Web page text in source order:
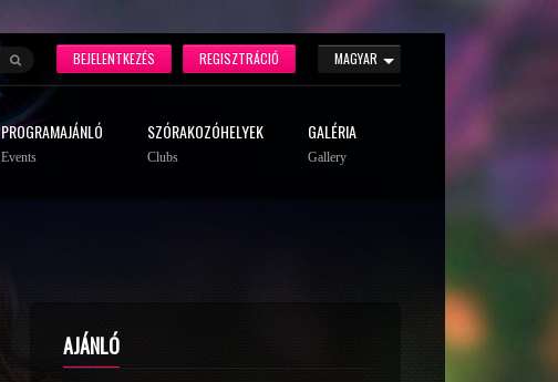
MAGYAR
REGISZTRÁCIÓ
BEJELENTKEZÉS
PROGRAMAJÁNLÓ
Events
SZÓRAKOZÓHELYEK
Clubs
GALÉRIA
Gallery
AJÁNLÓ